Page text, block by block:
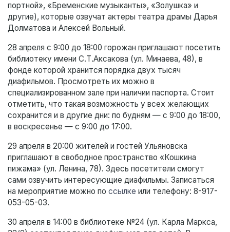
портной», «Бременские музыканты», «Золушка» и
другие), которые озвучат актеры театра драмы Дарья
Долматова и Алексей Вольный.
28 апреля с 9:00 до 18:00 горожан приглашают посетить
библиотеку имени С.Т.Аксакова (ул. Минаева, 48), в
фонде которой хранится порядка двух тысяч
диафильмов. Просмотреть их можно в
специализированном зале при наличии паспорта. Стоит
отметить, что такая возможность у всех желающих
сохранится и в другие дни: по будням — с 9:00 до 18:00,
в воскресенье — с 9:00 до 17:00.
29 апреля в 20:00 жителей и гостей Ульяновска
приглашают в свободное пространство «Кошкина
пижама» (ул. Ленина, 78). Здесь посетители смогут
сами озвучить интересующие диафильмы. Записаться
на мероприятие можно по ссылке или телефону: 8-917-
053-05-03.
30 апреля в 14:00 в библиотеке №24 (ул. Карла Маркса,